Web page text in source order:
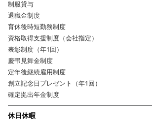
制服貸与
退職金制度
育休後時短勤務制度
資格取得支援制度（会社指定）
表彰制度（年1回）
慶弔見舞金制度
定年後継続雇用制度
創立記念日プレゼント（年1回）
確定拠出年金制度
休日休暇